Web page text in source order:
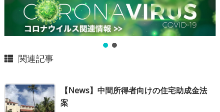
関連記事
【News】中間所得者向けの住宅助成金法
案